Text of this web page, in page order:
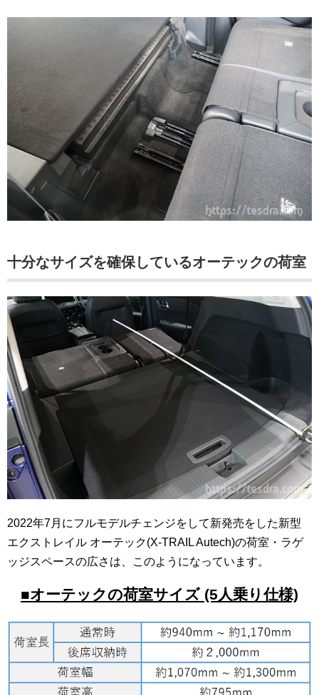
十分なサイズを確保しているオーテックの荷室
2022年7月にフルモデルチェンジをして新発売をした新型
エクストレイル オーテック(X-TRAIL Autech)の荷室・ラゲ
ッジスペースの広さは、このようになっています。
■オーテックの荷室サイズ (5人乗り仕様)